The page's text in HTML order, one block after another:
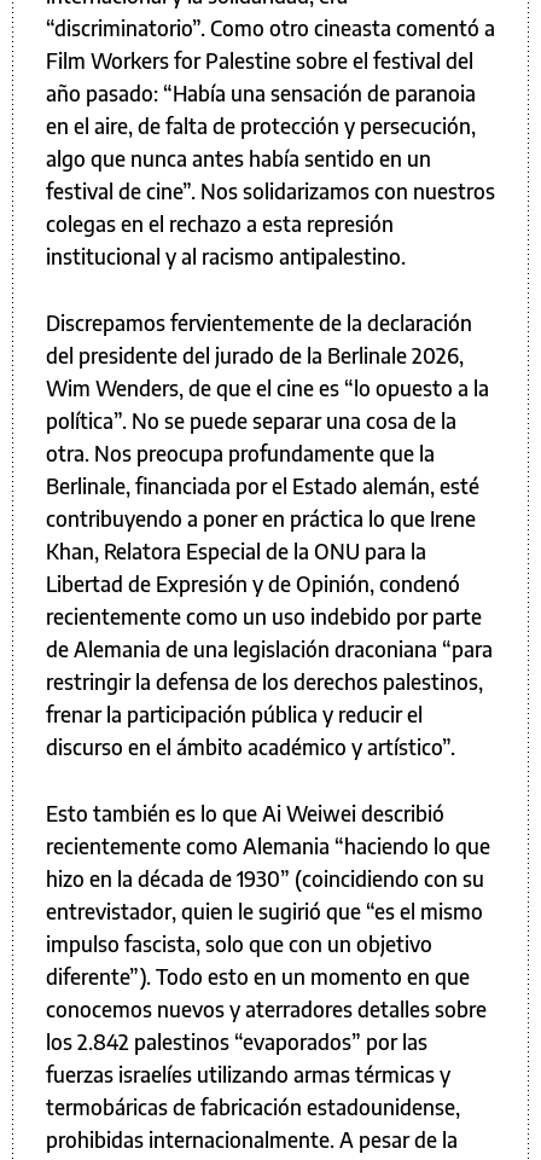
“discriminatorio”. Como otro cineasta comentó a
Film Workers for Palestine sobre el festival del
año pasado: “Había una sensación de paranoia
en el aire, de falta de protección y persecución,
algo que nunca antes había sentido en un
festival de cine”. Nos solidarizamos con nuestros
colegas en el rechazo a esta represión
institucional y al racismo antipalestino.
Discrepamos fervientemente de la declaración
del presidente del jurado de la Berlinale 2026,
Wim Wenders, de que el cine es “lo opuesto a la
política”. No se puede separar una cosa de la
otra. Nos preocupa profundamente que la
Berlinale, financiada por el Estado alemán, esté
contribuyendo a poner en práctica lo que Irene
Khan, Relatora Especial de la ONU para la
Libertad de Expresión y de Opinión, condenó
recientemente como un uso indebido por parte
de Alemania de una legislación draconiana “para
restringir la defensa de los derechos palestinos,
frenar la participación pública y reducir el
discurso en el ámbito académico y artístico”.
Esto también es lo que Ai Weiwei describió
recientemente como Alemania “haciendo lo que
hizo en la década de 1930” (coincidiendo con su
entrevistador, quien le sugirió que “es el mismo
impulso fascista, solo que con un objetivo
diferente”). Todo esto en un momento en que
conocemos nuevos y aterradores detalles sobre
los 2.842 palestinos “evaporados” por las
fuerzas israelíes utilizando armas térmicas y
termobáricas de fabricación estadounidense,
prohibidas internacionalmente. A pesar de la